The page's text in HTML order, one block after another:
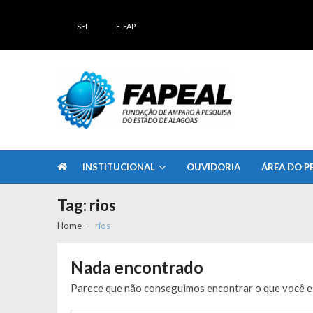
SEI E-FAP
INSTITUCIONAL OUVIDORIA ÁREA DO
Tag: rios
Home rios
Nada encontrado
Parece que não conseguimos encontrar o que você